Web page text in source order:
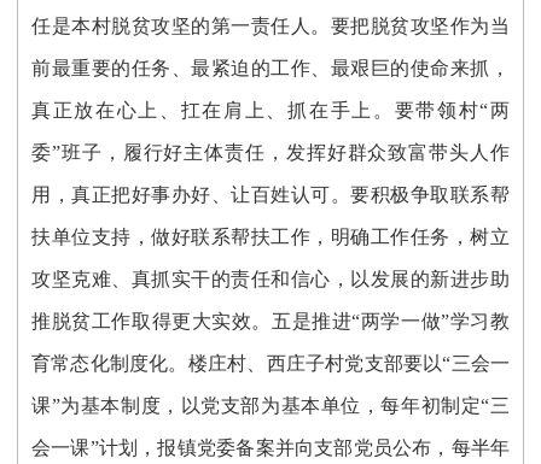
任是本村脱贫攻坚的第一责任人。要把脱贫攻坚作为当
前最重要的任务、最紧迫的工作、最艰巨的使命来抓，
真正放在心上、扛在肩上、抓在手上。要带领村“两
委”班子，履行好主体责任，发挥好群众致富带头人作
用，真正把好事办好、让百姓认可。要积极争取联系帮
扶单位支持，做好联系帮扶工作，明确工作任务，树立
攻坚克难、真抓实干的责任和信心，以发展的新进步助
推脱贫工作取得更大实效。五是推进“两学一做”学习教
育常态化制度化。楼庄村、西庄子村党支部要以“三会一
课”为基本制度，以党支部为基本单位，每年初制定“三
会一课”计划，报镇党委备案并向支部党员公布，每半年